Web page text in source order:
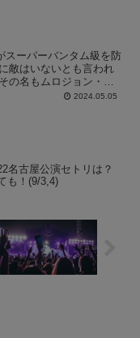
スーパーバンタム級を防
敵はいないとも言われ
の名もムロジョン・ア
のアフマダリ...2024.05.05
名古屋公演セトリは？
も！(9/3,4)